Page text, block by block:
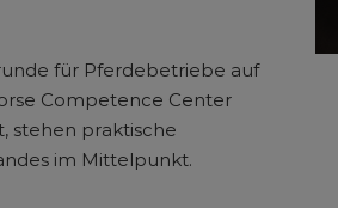
für Pferdebetriebe auf
Competence Center
stehen praktische
im Mittelpunkt.